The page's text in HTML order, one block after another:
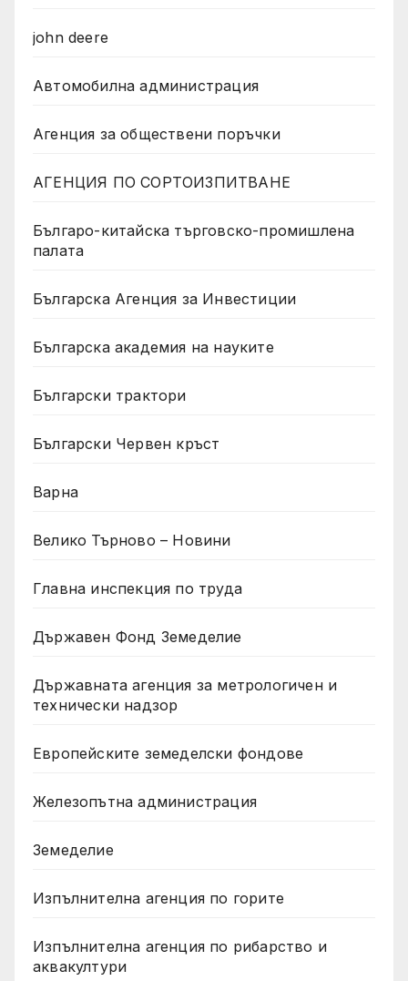
john deere
Автомобилна администрация
Агенция за обществени поръчки
АГЕНЦИЯ ПО СОРТОИЗПИТВАНЕ
Българо-китайска търговско-промишлена
палата
Българска Агенция за Инвестиции
Българска академия на науките
Български трактори
Български Червен кръст
Варна
Велико Търново – Новини
Главна инспекция по труда
Държавен Фонд Земеделие
Държавната агенция за метрологичен и
технически надзор
Европейските земеделски фондове
Железопътна администрация
Земеделие
Изпълнителна агенция по горите
Изпълнителна агенция по рибарство и
аквакултури